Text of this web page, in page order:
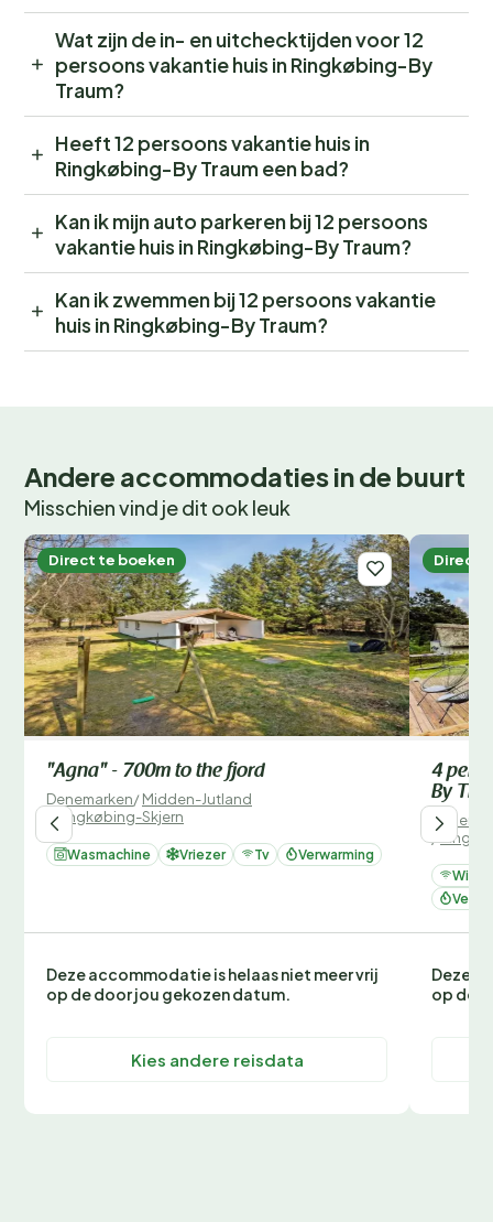
Wat zijn de in- en uitchecktijden voor 12
persoons vakantie huis in Ringkøbing-By
Traum?
Heeft 12 persoons vakantie huis in
Ringkøbing-By Traum een bad?
Kan ik mijn auto parkeren bij 12 persoons
vakantie huis in Ringkøbing-By Traum?
Kan ik zwemmen bij 12 persoons vakantie
huis in Ringkøbing-By Traum?
Andere accommodaties in de buurt
Misschien vind je dit ook leuk
Direct te boeken
"Agna" - 700m to the fjord
Denemarken/Midden-Jutland
/Ringkøbing-Skjern
Wasmachine Vriezer Tv Verwarming
Deze accommodatie is helaas niet meer vrij
op de door jou gekozen datum.
Kies andere reisdata
Direct
4
By
Wifi
Deze
op de